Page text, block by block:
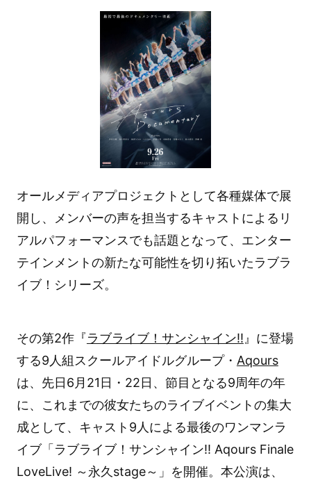
オールメディアプロジェクトとして各種媒体で展
開し、メンバーの声を担当するキャストによるリ
アルパフォーマンスでも話題となって、エンター
テインメントの新たな可能性を切り拓いたラブラ
イブ！シリーズ。
その第2作『ラブライブ！サンシャイン!! 』に登場
する9人組スクールアイドルグループ・ Aqours
は、先日6月21日・22日、節目となる9周年の年
に、これまでの彼女たちのライブイベントの集大
成として、キャスト9人による最後のワンマンラ
イブ「ラブライブ！サンシャイン!! Aqours Finale
LoveLive! ～永久stage～」を開催。本公演は、